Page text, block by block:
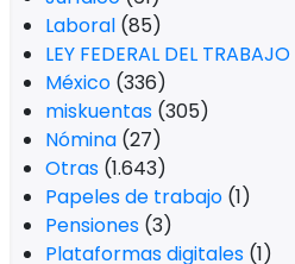
Laboral (85)
LEY FEDERAL DEL TRABAJO
México (336)
miskuentas (305)
Nómina (27)
Otras (1.643)
Papeles de trabajo (1)
Pensiones (3)
Plataformas digitales (1)